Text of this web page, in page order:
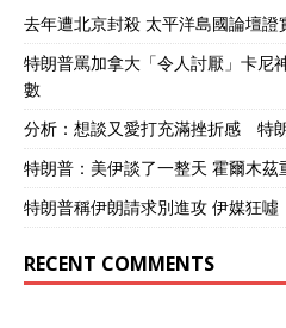
果就是，印度军方连一架击
落巴基斯坦空军歼-10CE，
JF-17枭龙战斗机的证据也不
给出来。 印度阵风战斗机被
击落后的落地残骸 就在印度
空军总参谋长辛格宣布，印
度空军的S-400防空导弹
在“辛多尔”行动中击落了6架
巴基斯坦空军战机之前，8
然第三次谈到了印巴空战损
失，他第三次明确表示，巴
去年遭北京封殺 太平洋島國論壇證
特朗普罵加拿大「令人討厭」卡尼
數
分析：想談又愛打充滿挫折感 特
特朗普：美伊談了一整天 霍爾木茲
特朗普稱伊朗請求別進攻 伊媒狂噓
RECENT COMMENTS